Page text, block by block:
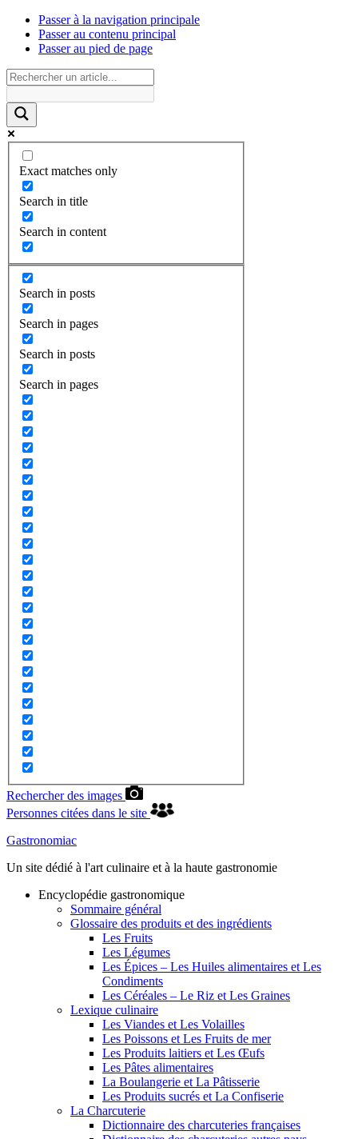
Passer à la navigation principale
Passer au contenu principal
Passer au pied de page
Exact matches only
Search in title
Search in content
Search in posts
Search in pages
Search in posts
Search in pages
Rechercher des images
Personnes citées dans le site
Gastronomiac
Un site dédié à l'art culinaire et à la haute gastronomie
Encyclopédie gastronomique
Sommaire général
Glossaire des produits et des ingrédients
Les Fruits
Les Légumes
Les Épices – Les Huiles alimentaires et Les
Condiments
Les Céréales – Le Riz et Les Graines
Lexique culinaire
Les Viandes et Les Volailles
Les Poissons et Les Fruits de mer
Les Produits laitiers et Les Œufs
Les Pâtes alimentaires
La Boulangerie et La Pâtisserie
Les Produits sucrés et La Confiserie
La Charcuterie
Dictionnaire des charcuteries françaises